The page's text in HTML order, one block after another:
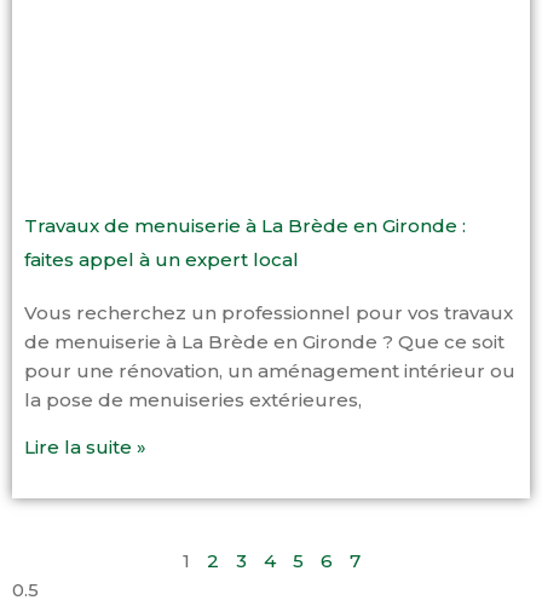
Travaux de menuiserie à La Brède en Gironde :
faites appel à un expert local
Vous recherchez un professionnel pour vos travaux
de menuiserie à La Brède en Gironde ? Que ce soit
pour une rénovation, un aménagement intérieur ou
la pose de menuiseries extérieures,
Lire la suite »
1 2 3 4 5 6 7